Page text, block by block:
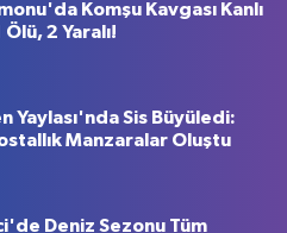
Komşu Kavgası Kanlı
Ölü, 2 Yaralı!
Yaylası'nda Sis Büyüledi:
Manzaralar Oluştu
Deniz Sezonu Tüm